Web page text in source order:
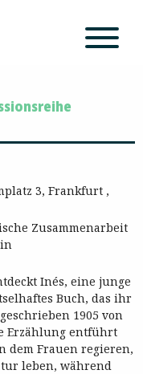
3, Frankfurt ,
Zusammenarbeit
Inés, eine junge
Buch, das ihr
1905 von
Erzählung entführt
dem Frauen regieren,
leben, während